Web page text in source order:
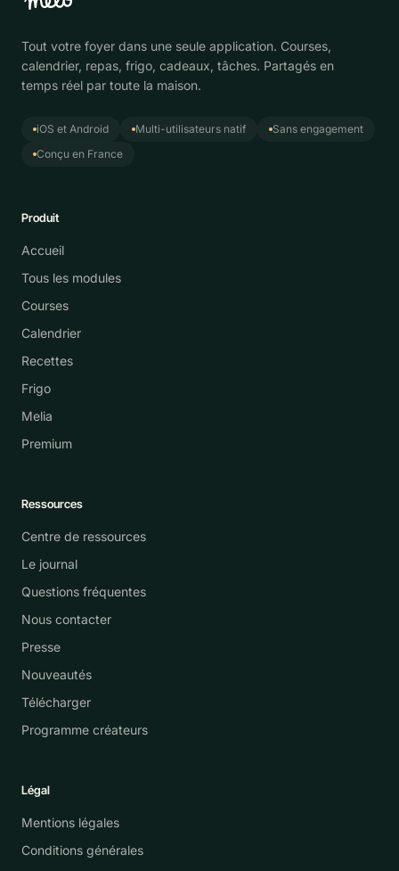
Tout votre foyer dans une seule application. Courses,
calendrier, repas, frigo, cadeaux, tâches. Partagés en
temps réel par toute la maison.
iOS et Android Multi-utilisateurs natif
Sans engagement
Conçu en France
Produit
Accueil
Tous les modules
Courses
Calendrier
Recettes
Frigo
Melia
Premium
Ressources
Centre de ressources
Le journal
Questions fréquentes
Nous contacter
Presse
Nouveautés
Télécharger
Programme créateurs
Légal
Mentions légales
Conditions générales